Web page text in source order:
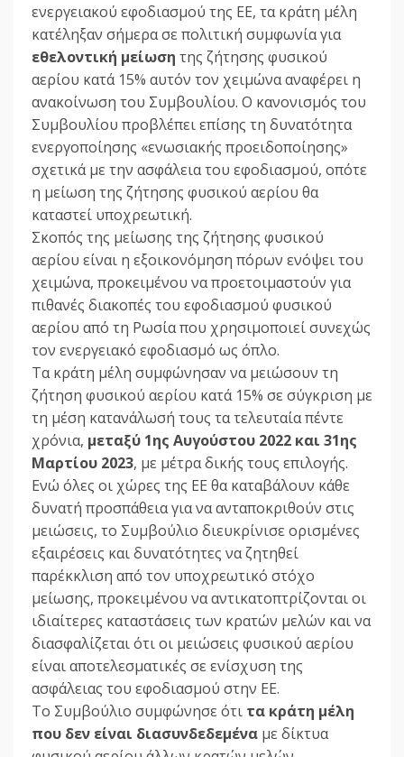
ενεργειακού εφοδιασμού της ΕΕ, τα κράτη μέλη
κατέληξαν σήμερα σε πολιτική συμφωνία για
εθελοντική μείωση της ζήτησης φυσικού
αερίου κατά 15% αυτόν τον χειμώνα αναφέρει η
ανακοίνωση του Συμβουλίου. Ο κανονισμός του
Συμβουλίου προβλέπει επίσης τη δυνατότητα
ενεργοποίησης «ενωσιακής προειδοποίησης»
σχετικά με την ασφάλεια του εφοδιασμού, οπότε
η μείωση της ζήτησης φυσικού αερίου θα
καταστεί υποχρεωτική.
Σκοπός της μείωσης της ζήτησης φυσικού
αερίου είναι η εξοικονόμηση πόρων ενόψει του
χειμώνα, προκειμένου να προετοιμαστούν για
πιθανές διακοπές του εφοδιασμού φυσικού
αερίου από τη Ρωσία που χρησιμοποιεί συνεχώς
τον ενεργειακό εφοδιασμό ως όπλο.
Τα κράτη μέλη συμφώνησαν να μειώσουν τη
ζήτηση φυσικού αερίου κατά 15% σε σύγκριση με
τη μέση κατανάλωσή τους τα τελευταία πέντε
χρόνια, μεταξύ 1ης Αυγούστου 2022 και 31ης
Μαρτίου 2023, με μέτρα δικής τους επιλογής.
Ενώ όλες οι χώρες της ΕΕ θα καταβάλουν κάθε
δυνατή προσπάθεια για να ανταποκριθούν στις
μειώσεις, το Συμβούλιο διευκρίνισε ορισμένες
εξαιρέσεις και δυνατότητες να ζητηθεί
παρέκκλιση από τον υποχρεωτικό στόχο
μείωσης, προκειμένου να αντικατοπτρίζονται οι
ιδιαίτερες καταστάσεις των κρατών μελών και να
διασφαλίζεται ότι οι μειώσεις φυσικού αερίου
είναι αποτελεσματικές σε ενίσχυση της
ασφάλειας του εφοδιασμού στην ΕΕ.
Το Συμβούλιο συμφώνησε ότι τα κράτη μέλη
που δεν είναι διασυνδεδεμένα με δίκτυα